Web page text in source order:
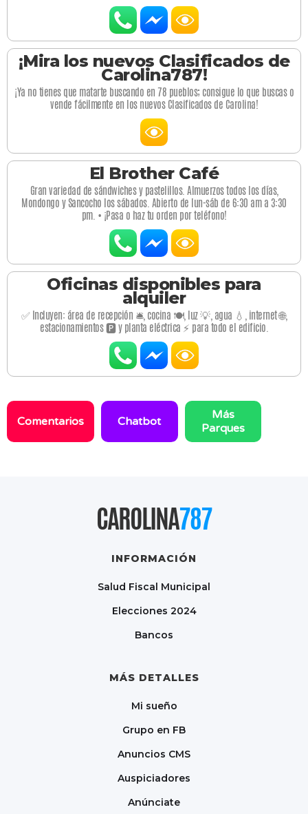
¡Mira los nuevos Clasificados de
Carolina787!
¡Ya no tienes que matarte buscando en 78 pueblos; consigue lo que buscas o
vende fácilmente en los nuevos Clasificados de Carolina!
El Brother Café
Gran variedad de sándwiches y pastelillos. Almuerzos todos los días,
Mondongo y Sancocho los sábados. Abierto de lun-sáb de 6:30 am a 3:30
pm. • ¡Pasa o haz tu orden por teléfono!
Oficinas disponibles para
alquiler
✅ Incluyen: área de recepción 🛎️, cocina 🍽️, luz 💡, agua 💧, internet 🌐,
estacionamientos 🅿️ y planta eléctrica ⚡ para todo el edificio.
Comentarios Chatbot
Más
Parques
CAROLINA787
INFORMACIÓN
Salud Fiscal Municipal
Elecciones 2024
Bancos
MÁS DETALLES
Mi sueño
Grupo en FB
Anuncios CMS
Auspiciadores
Anúnciate